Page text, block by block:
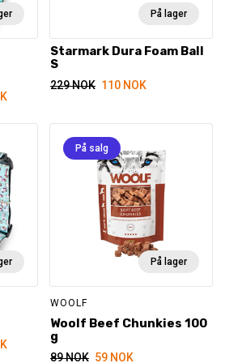
Nåværende
229,50 NOK.
På lager
Starmark Dura Foam Ball
S
229NOK Opprinnelig
229 NOK.
110 NOKNåværende
Nåværende
På salg
På lager
WOOLF
Woolf Beef Chunkies 100
g
89NOK Opprinnelig
59 NOKNåværende